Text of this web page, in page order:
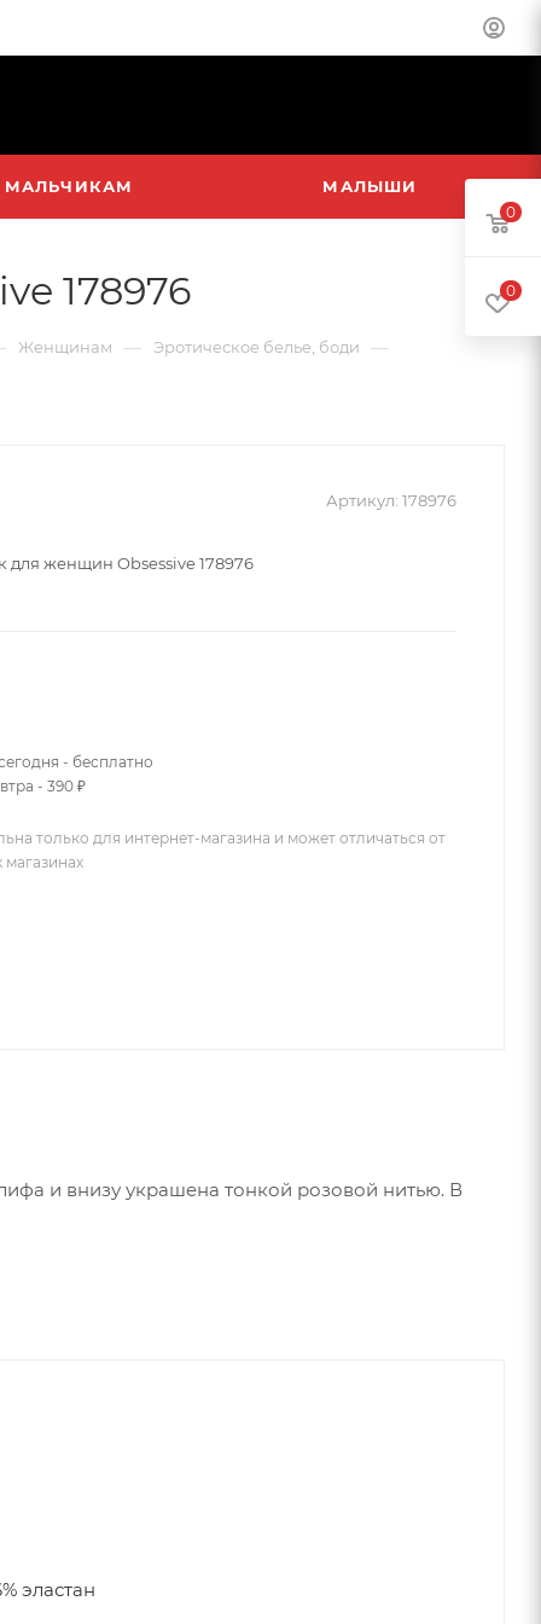
МАЛЬЧИКАМ МАЛЫШИ
178976
Женщинам — Эротическое белье, боди —
Артикул: 178976
для женщин Obsessive 178976
- бесплатно
- 390 ₽
только для интернет-магазина и может отличаться от
магазинах
и внизу украшена тонкой розовой нитью. В
эластан
0
0